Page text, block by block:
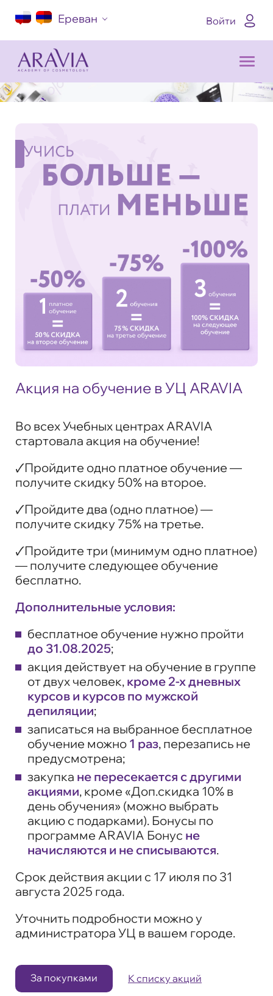
Ереван Войти
Акция на обучение в УЦ ARAVIA
Во всех Учебных центрах ARAVIA
стартовала акция на обучение!
🗸Пройдите одно платное обучение —
получите скидку 50% на второе.
🗸Пройдите два (одно платное) —
получите скидку 75% на третье.
🗸Пройдите три (минимум одно платное)
— получите следующее обучение
бесплатно.
Дополнительные условия:
бесплатное обучение нужно пройти
до 31.08.2025;
акция действует на обучение в группе
от двух человек, кроме 2-х дневных
курсов и курсов по мужской
депиляции;
записаться на выбранное бесплатное
обучение можно 1 раз, перезапись не
предусмотрена;
закупка не пересекается с другими
акциями, кроме «Доп.скидка 10% в
день обучения» (можно выбрать
акцию с подарками). Бонусы по
программе ARAVIA Бонус не
начисляются и не списываются.
Срок действия акции с 17 июля по 31
августа 2025 года.
Уточнить подробности можно у
администратора УЦ в вашем городе.
За покупками К списку акций